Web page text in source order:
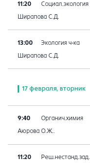
11:20 Социал.экология
Ширапова С.Д.
13:00 Экология ч-ка
Ширапова С.Д.
17 февраля, вторник
9:40 Органич.химия
Аюрова О.Ж..
11:20 Реш.нестанд.зад.